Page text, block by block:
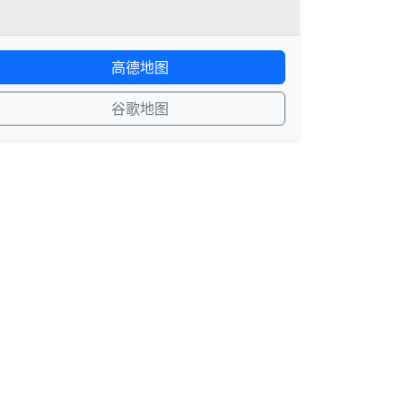
高德地图
谷歌地图